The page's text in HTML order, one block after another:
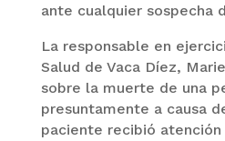
ante cualquier sospecha
La responsable en
Salud de Vaca Díez,
sobre la muerte de una
presuntamente a causa
paciente recibió